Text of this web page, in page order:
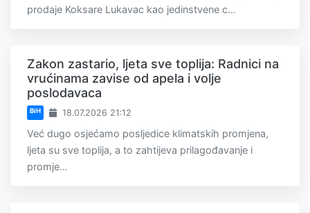
prodaje Koksare Lukavac kao jedinstvene c...
Zakon zastario, ljeta sve toplija: Radnici na
vrućinama zavise od apela i volje
poslodavaca
BiH 18.07.2026 21:12
Već dugo osjećamo posljedice klimatskih promjena,
ljeta su sve toplija, a to zahtijeva prilagođavanje i
promje...